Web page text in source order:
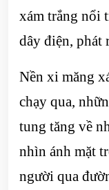
xám trắng nổi
dây điện, phát
Nền xi măng
chạy qua,
tung tăng về
nhìn ánh mặt
người qua